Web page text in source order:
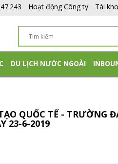
Hoạt động Công ty Tài
DU LỊCH NƯỚC NGOÀI
QUỐC TẾ - TRƯỜNG
23-6-2019